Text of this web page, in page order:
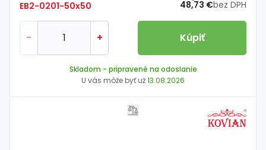
EB2-0201-50x50
48,73 €bez DPH
- + Kúpiť
Skladom - pripravené na odoslanie
U vás môže byť už13.08.2026